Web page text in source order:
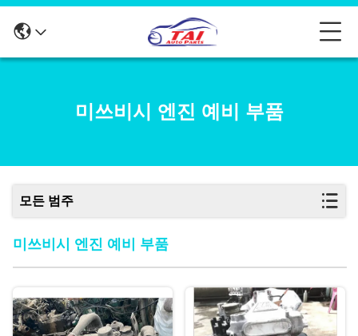
미쓰비시 엔진 예비 부품
모든 범주
미쓰비시 엔진 예비 부품